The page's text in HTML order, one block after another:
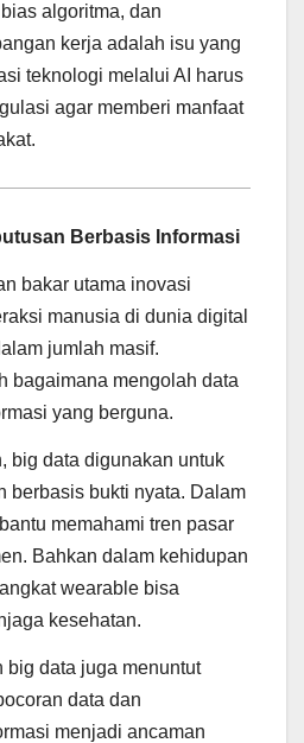
algoritma, dan
kerja adalah isu yang
teknologi melalui AI harus
agar memberi manfaat
Berbasis Informasi
bakar utama inovasi
manusia di dunia digital
jumlah masif.
bagaimana mengolah data
yang berguna.
big data digunakan untuk
berbasis bukti nyata. Dalam
memahami tren pasar
Bahkan dalam kehidupan
wearable bisa
kesehatan.
big data juga menuntut
data dan
menjadi ancaman